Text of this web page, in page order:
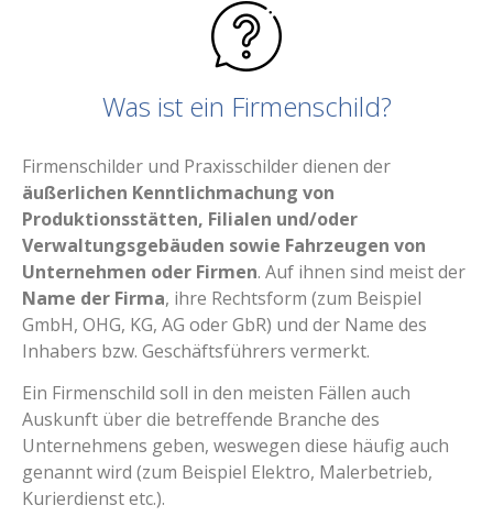
Was ist ein Firmenschild?
Firmenschilder und Praxisschilder dienen der
äußerlichen Kenntlichmachung von
Produktionsstätten, Filialen und/oder
Verwaltungsgebäuden sowie Fahrzeugen von
Unternehmen oder Firmen. Auf ihnen sind meist der
Name der Firma, ihre Rechtsform (zum Beispiel
GmbH, OHG, KG, AG oder GbR) und der Name des
Inhabers bzw. Geschäftsführers vermerkt.
Ein Firmenschild soll in den meisten Fällen auch
Auskunft über die betreffende Branche des
Unternehmens geben, weswegen diese häufig auch
genannt wird (zum Beispiel Elektro, Malerbetrieb,
Kurierdienst etc.).